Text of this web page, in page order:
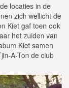
locaties in de
zich wellicht de
Kiet gaf toen ook
het zuiden van
Kiet samen
A-Ton de club